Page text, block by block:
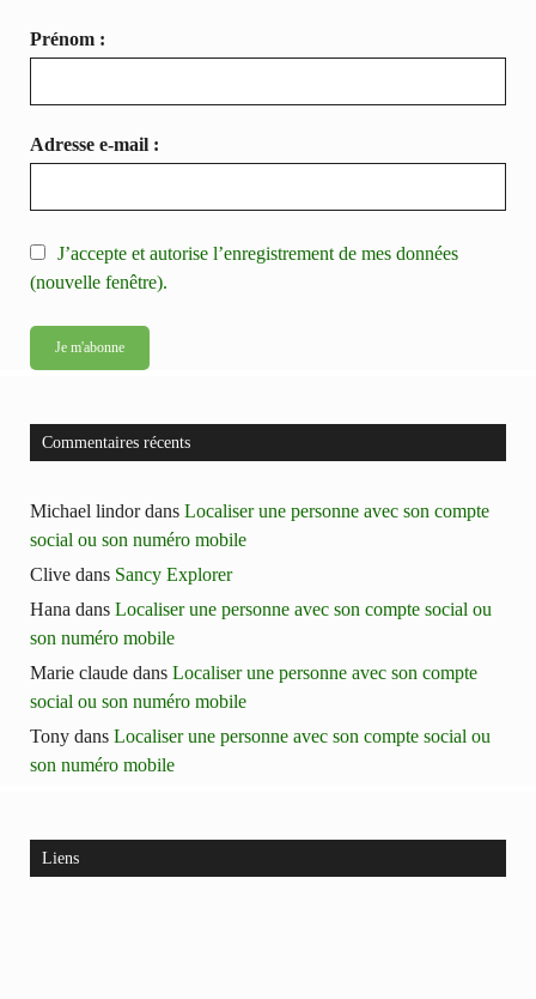
Prénom :
Adresse e-mail :
J’accepte et autorise l’enregistrement de mes données
(nouvelle fenêtre).
Commentaires récents
Michael lindordans Localiser une personne avec son compte
social ou son numéro mobile
Clive dans Sancy Explorer
Hana dans Localiser une personne avec son compte social ou
son numéro mobile
Marie claude dans Localiser une personne avec son compte
social ou son numéro mobile
Tony dans Localiser une personne avec son compte social ou
son numéro mobile
Liens